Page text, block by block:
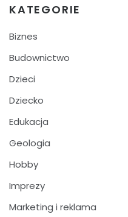
KATEGORIE
Biznes
Budownictwo
Dzieci
Dziecko
Edukacja
Geologia
Hobby
Imprezy
Marketing i reklama